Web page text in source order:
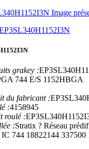
grakey :
744 E/S 1152HBGA
du fabricant :
:4158945
roulé :
:Stratix ? Réseau
744 18822144